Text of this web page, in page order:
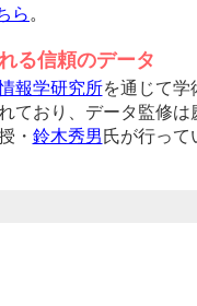
ら 。
る信頼のデータ
報学研究所を通じて学
ており、データ監修は
・ 鈴木秀男 氏が行って